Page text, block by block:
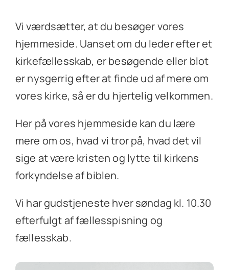
Vi værdsætter, at du besøger vores
hjemmeside. Uanset om du leder efter et
kirkefællesskab, er besøgende eller blot
er nysgerrig efter at finde ud af mere om
vores kirke, så er du hjertelig velkommen.
Her på vores hjemmeside kan du lære
mere om os, hvad vi tror på, hvad det vil
sige at være kristen og lytte til kirkens
forkyndelse af biblen.
Vi har gudstjeneste hver søndag kl. 10.30
efterfulgt af fællesspisning og
fællesskab.